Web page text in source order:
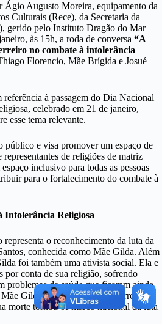
Ágio Augusto Moreira, equipamento da
Culturais (Rece), da Secretaria da
gerido pelo Instituto Dragão do Mar
às 15h, a roda de conversa “A
no combate à intolerância
Florencio, Mãe Brígida e Josué
referência à passagem do Dia Nacional
celebrado em 21 de janeiro,
esse tema relevante.
público e visa promover um espaço de
de religiões de matriz
inclusivo para todas as pessoas
para o fortalecimento do combate à
Intolerância Religiosa
o reconhecimento da luta da
conhecida como Mãe Gilda. Além
foi também uma ativista social. Ela e
por conta de sua religião, sofrendo
problemas de saúde que ficaram ainda
Mãe Gilda teve um infarto e morreu no
morte tornou-se marco nacional da luta